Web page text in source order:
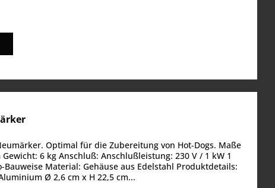
Optimal für die Zubereitung von Hot-Dogs. Maße
6 kg Anschluß: Anschlußleistung: 230 V / 1 kW 1
Bauweise Material: Gehäuse aus Edelstahl Produktdetails:
Ø 2,6 cm x H 22,5 cm...